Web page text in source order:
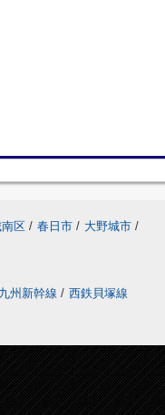
区 / 春日市 / 大野城市 /
九州新幹線 / 西鉄貝塚線